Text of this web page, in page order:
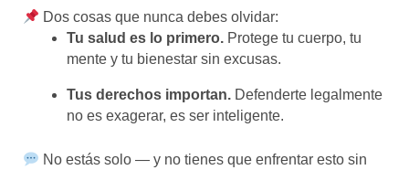
Dos cosas que nunca debes olvidar:
Tu salud es lo primero. Protege tu cuerpo, tu
mente y tu bienestar sin excusas.
Tus derechos importan. Defenderte legalmente
no es exagerar, es ser inteligente.
No estás solo — y no tienes que enfrentar esto sin